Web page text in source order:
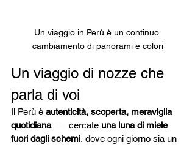
Un viaggio in Perù è un continuo
cambiamento di panorami e colori
Un viaggio di nozze che
parla di voi
Il Perù è autenticità, scoperta, meraviglia
quotidiana. Se cercate una luna di miele
fuori dagli schemi, dove ogni giorno sia un